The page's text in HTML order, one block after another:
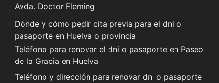
Avda. Doctor Fleming
Dónde y cómo pedir cita previa para el dni o
pasaporte en Huelva o provincia
Teléfono para renovar el dni o pasaporte en Paseo
de la Gracia en Huelva
Teléfono y dirección para renovar dni o pasaporte